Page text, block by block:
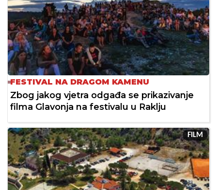
FESTIVAL NA DRAGOM KAMENU
Zbog jakog vjetra odgađa se prikazivanje
filma Glavonja na festivalu u Raklju
FILM